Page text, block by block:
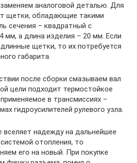
аналоговой деталью. Для
щетки, обладающие такими
сечения – квадратный с
мм, а длина изделия – 20 мм. Если
щетки, то их потребуется
габарита.
после сборки смазываем вал
цели подходит термостойкое
в трансмиссиях –
гидроусилителей рулевого узла.
вселяет надежду на дальнейшее
отопления, то
его на новый. При покупке